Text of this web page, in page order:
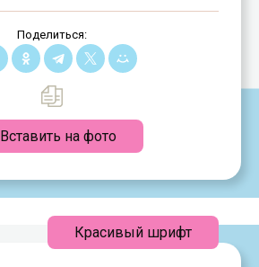
Поделиться:
Вставить на фото
Красивый шрифт